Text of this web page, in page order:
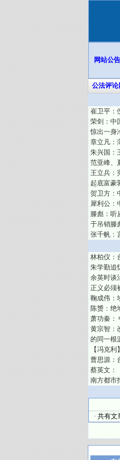
网站公告
公法评论
崔卫平：
荣剑：中
惊出一身
章立凡：
朱兴国：
范亚峰、
王立兵：
起底富豪
贺卫方：
犀利公：
滕彪：
于吊销滕
张千帆：
林柏仪：
朱学勤追
余英时谈
正义必须
鞠成伟：
陈赟：绝
萧功秦：
黄宗智：
的同一根
【冯克
曹思源：
蔡英文：
南方都市
· 共有